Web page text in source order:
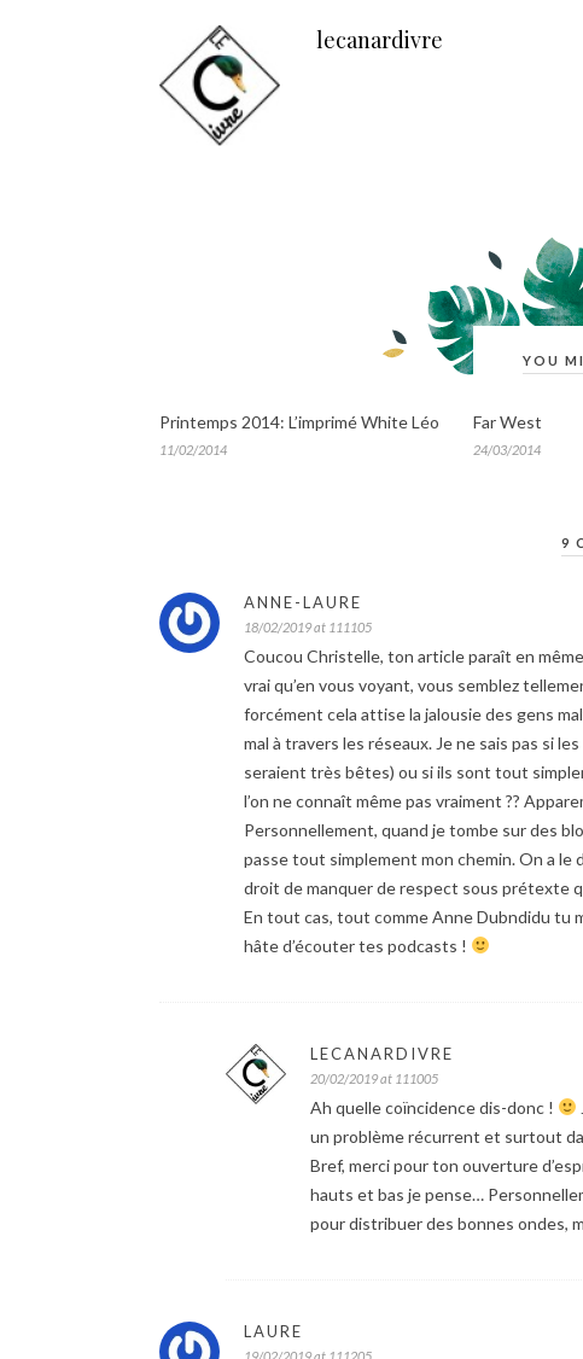
lecanardivre
YOU
Printemps 2014: L’imprimé White Léo
11/02/2014
Far West
24/03/2014
9
ANNE-LAURE
18/02/2019 at 111105
Coucou Christelle, ton article paraît en
vrai qu’en vous voyant, vous semblez
forcément cela attise la jalousie des gens
mal à travers les réseaux. Je ne sais pas si
seraient très bêtes) ou si ils sont tout
l’on ne connaît même pas vraiment ??
Personnellement, quand je tombe sur des
passe tout simplement mon chemin. On a le
droit de manquer de respect sous prétexte
En tout cas, tout comme Anne Dubndidu tu
hâte d’écouter tes podcasts !
LECANARDIVRE
20/02/2019 at 111005
Ah quelle coïncidence dis-donc !
un problème récurrent et surtout
Bref, merci pour ton ouverture
hauts et bas je pense…
pour distribuer des bonnes ondes,
LAURE